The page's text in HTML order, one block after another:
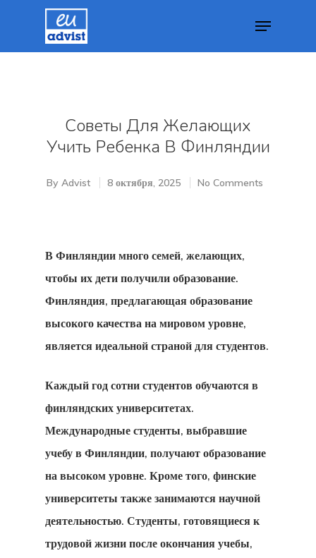
Советы Для Желающих
Учить Ребенка В Финляндии
By Advist 8 октября, 2025 No Comments
В Финляндии много семей, желающих,
чтобы их дети получили образование.
Финляндия, предлагающая образование
высокого качества на мировом уровне,
является идеальной страной для студентов.
Каждый год сотни студентов обучаются в
финляндских университетах.
Международные студенты, выбравшие
учебу в Финляндии, получают образование
на высоком уровне. Кроме того, финские
университеты также занимаются научной
деятельностью. Студенты, готовящиеся к
трудовой жизни после окончания учебы,